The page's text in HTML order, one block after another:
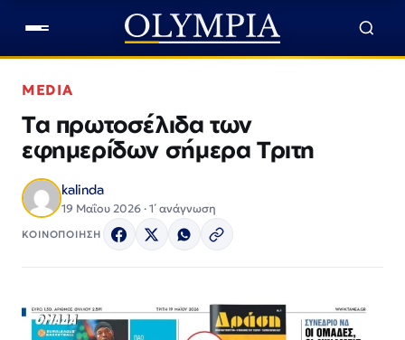
MEDIA
Τα πρωτοσέλιδα των
εφημερίδων σήμερα Τριτη
kalinda
19 Μαΐου 2026 · 1΄ ανάγνωση
ΚΟΙΝΟΠΟΙΗΣΗ